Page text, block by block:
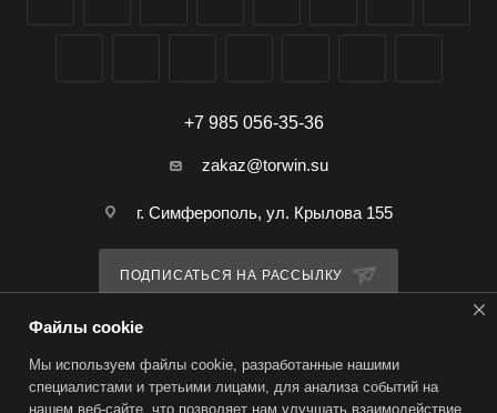
препарата в небольшом количестве воды, затем довести
+7 985 056-35-36
zakaz@torwin.su
г. Симферополь, ул. Крылова 155
ПОДПИСАТЬСЯ НА РАССЫЛКУ
Файлы cookie
Мы используем файлы cookie, разработанные нашими
специалистами и третьими лицами, для анализа событий на
нашем веб-сайте, что позволяет нам улучшать взаимодействие